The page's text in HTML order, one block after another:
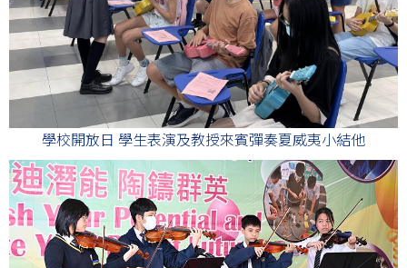
學校開放日 學生表演及教授來賓彈奏夏威夷小結他